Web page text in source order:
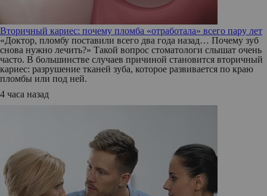
Вторичный кариес: почему пломба «отработала» всего пару лет
«Доктор, пломбу поставили всего два года назад… Почему зуб
снова нужно лечить?» Такой вопрос стоматологи слышат очень
часто. В большинстве случаев причиной становится вторичный
кариес: разрушение тканей зуба, которое развивается по краю
пломбы или под ней.
4 часа назад